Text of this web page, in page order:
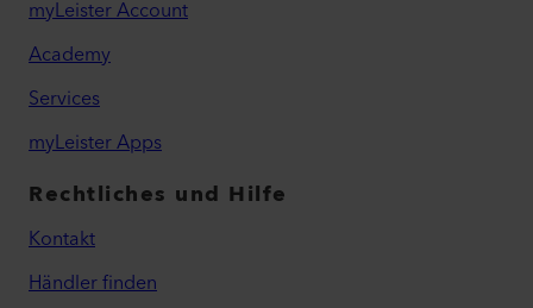
myLeister Account
Academy
Services
myLeister Apps
Rechtliches und Hilfe
Kontakt
Händler finden